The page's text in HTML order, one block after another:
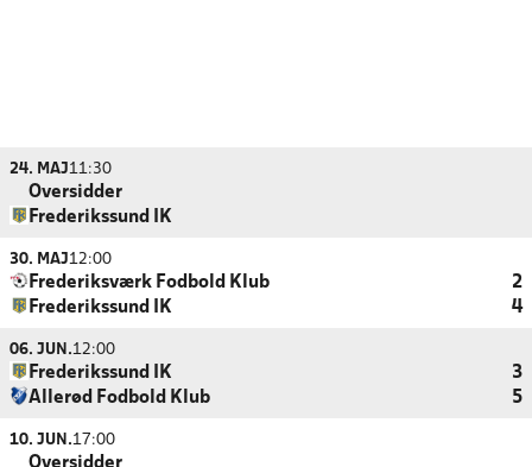
24. MAJ11:30
Oversidder
Frederikssund IK
30. MAJ12:00
Frederiksværk Fodbold Klub
2
Frederikssund IK
4
06. JUN.12:00
Frederikssund IK
3
Allerød Fodbold Klub
5
10. JUN.17:00
Oversidder